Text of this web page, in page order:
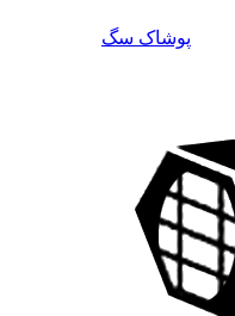
پوشاک سگ